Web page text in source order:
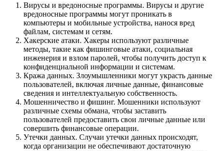
Вирусы и вредоносные программы. Вирусы и другие
вредоносные программы могут проникать в
компьютеры и мобильные устройства, нанося вред
файлам, системам и сетям.
Хакерские атаки. Хакеры используют различные
методы, такие как фишинговые атаки, социальная
инженерия и взлом паролей, чтобы получить доступ к
конфиденциальной информации и системам.
Кража данных. Злоумышленники могут украсть данные
пользователей, включая личные данные, финансовые
сведения и интеллектуальную собственность.
Мошенничество и фишинг. Мошенники используют
различные схемы обмана, чтобы заставить
пользователей предоставить свои личные данные или
совершить финансовые операции.
Утечки данных. Случаи утечки данных происходят,
когда организации не обеспечивают достаточную